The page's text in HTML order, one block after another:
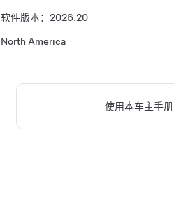
软件版本： 2026.20
North America
使用本车主手册